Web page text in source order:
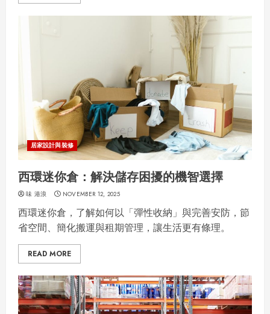
居家設計與裝修
西環迷你倉：解決儲存困擾的機智選擇
味 港浪 NOVEMBER 12, 2025
西環迷你倉，了解如何以「彈性收納」與完善安防，節
省空間、簡化搬運與租期管理，讓生活更有條理。
READ MORE